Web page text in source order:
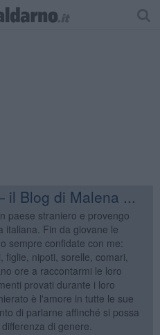
il Blog di Malena ...
paese straniero e provengo
italiana. Fin da giovane le
sempre confidate con me:
figlie, nipoti, sorelle, comari,
ore a raccontarmi le loro
provati durante i loro
è l'amore in tutte le sue
di parlarne affinché si possa
di genere.